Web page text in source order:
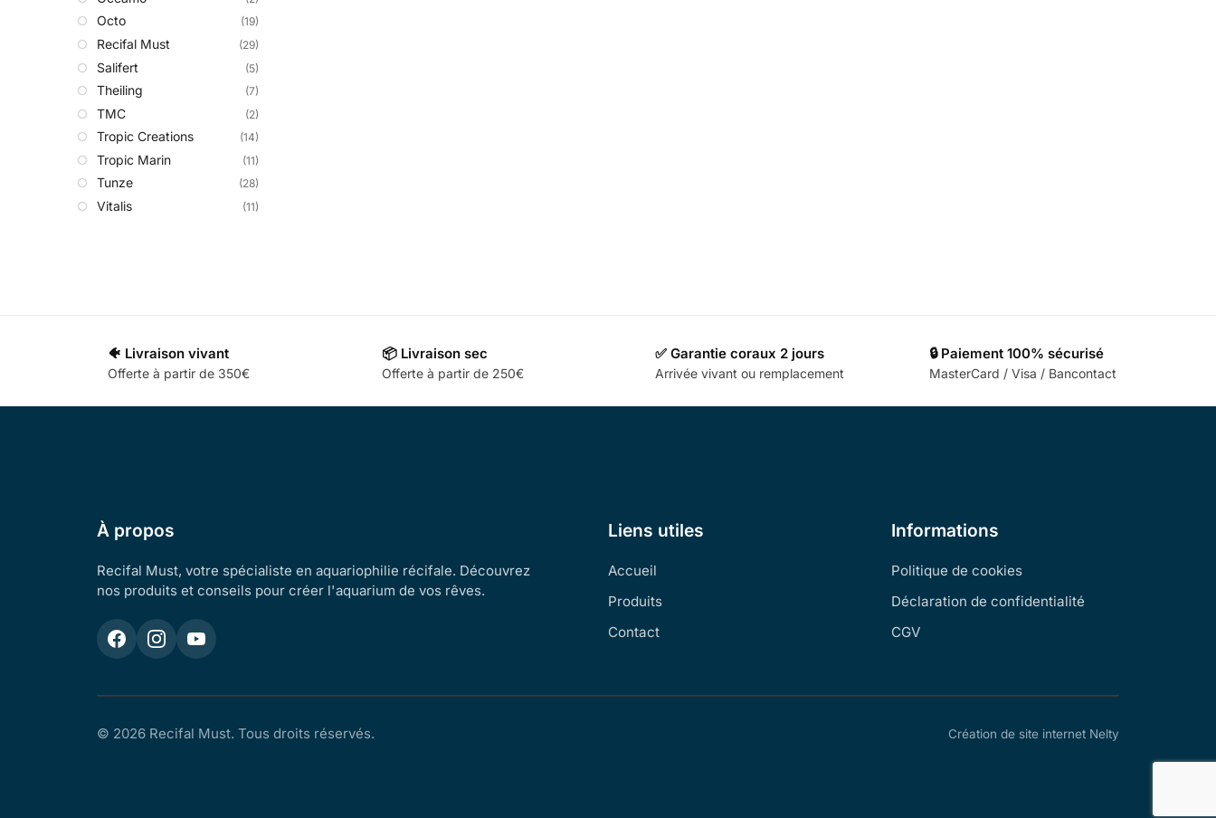
Octo (19)
Recifal Must (29)
Salifert (5)
Theiling (7)
TMC (2)
Tropic Creations (14)
Tropic Marin (11)
Tunze (28)
Vitalis (11)
🐠 Livraison vivant
Offerte à partir de 350€
📦 Livraison sec
Offerte à partir de 250€
✅ Garantie coraux 2 jours
Arrivée vivant ou remplacement
🔒 Paiement 100% sécurisé
MasterCard / Visa / Bancontact
À propos
Recifal Must, votre spécialiste en aquariophilie récifale. Découvrez
nos produits et conseils pour créer l'aquarium de vos rêves.
Liens utiles
Accueil
Produits
Contact
Informations
Politique de cookies
Déclaration de confidentialité
CGV
© 2026 Recifal Must. Tous droits réservés. Création de site internet Nelty